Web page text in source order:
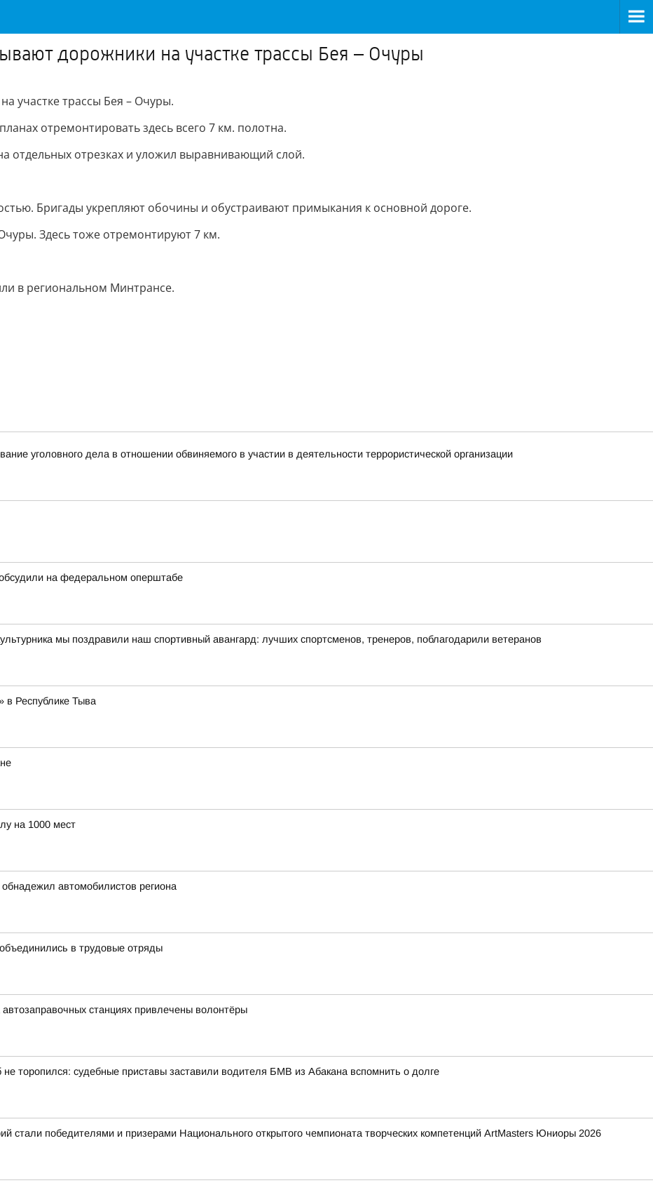
дорожники на участке трассы Бея – Очуры
участке трассы Бея – Очуры.
отремонтировать здесь всего 7 км. полотна.
отдельных отрезках и уложил выравнивающий слой.
Бригады укрепляют обочины и обустраивают примыкания к основной дороге.
Здесь тоже отремонтируют 7 км.
в региональном Минтрансе.
уголовного дела в отношении обвиняемого в участии в деятельности террористической организации
на федеральном оперштабе
мы поздравили наш спортивный авангард: лучших спортсменов, тренеров, поблагодарили ветеранов
в Республике Тыва
на 1000 мест
автомобилистов региона
в трудовые отряды
станциях привлечены волонтёры
торопился: судебные приставы заставили водителя БМВ из Абакана вспомнить о долге
стали победителями и призерами Национального открытого чемпионата творческих компетенций ArtMasters Юниоры 2026